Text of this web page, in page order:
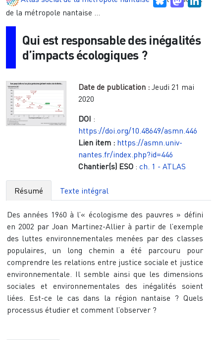
de la métropole nantaise ...
Qui est responsable des inégalités
d’impacts écologiques ?
Date de publication : Jeudi 21 mai
2020
DOI :
https://doi.org/10.48649/asmn.446
Lien item : https://asmn.univ-
nantes.fr/index.php?id=446
Chantier(s) ESO: ch. 1 - ATLAS
Résumé Texte intégral
Des années 1960 à l’« écologisme des pauvres » défini
en 2002 par Joan Martinez-Allier à partir de l’exemple
des luttes environnementales menées par des classes
populaires, un long chemin a été parcouru pour
comprendre les relations entre justice sociale et justice
environnementale. Il semble ainsi que les dimensions
sociales et environnementales des inégalités soient
liées. Est-ce le cas dans la région nantaise ? Quels
processus étudier et comment l’observer ?